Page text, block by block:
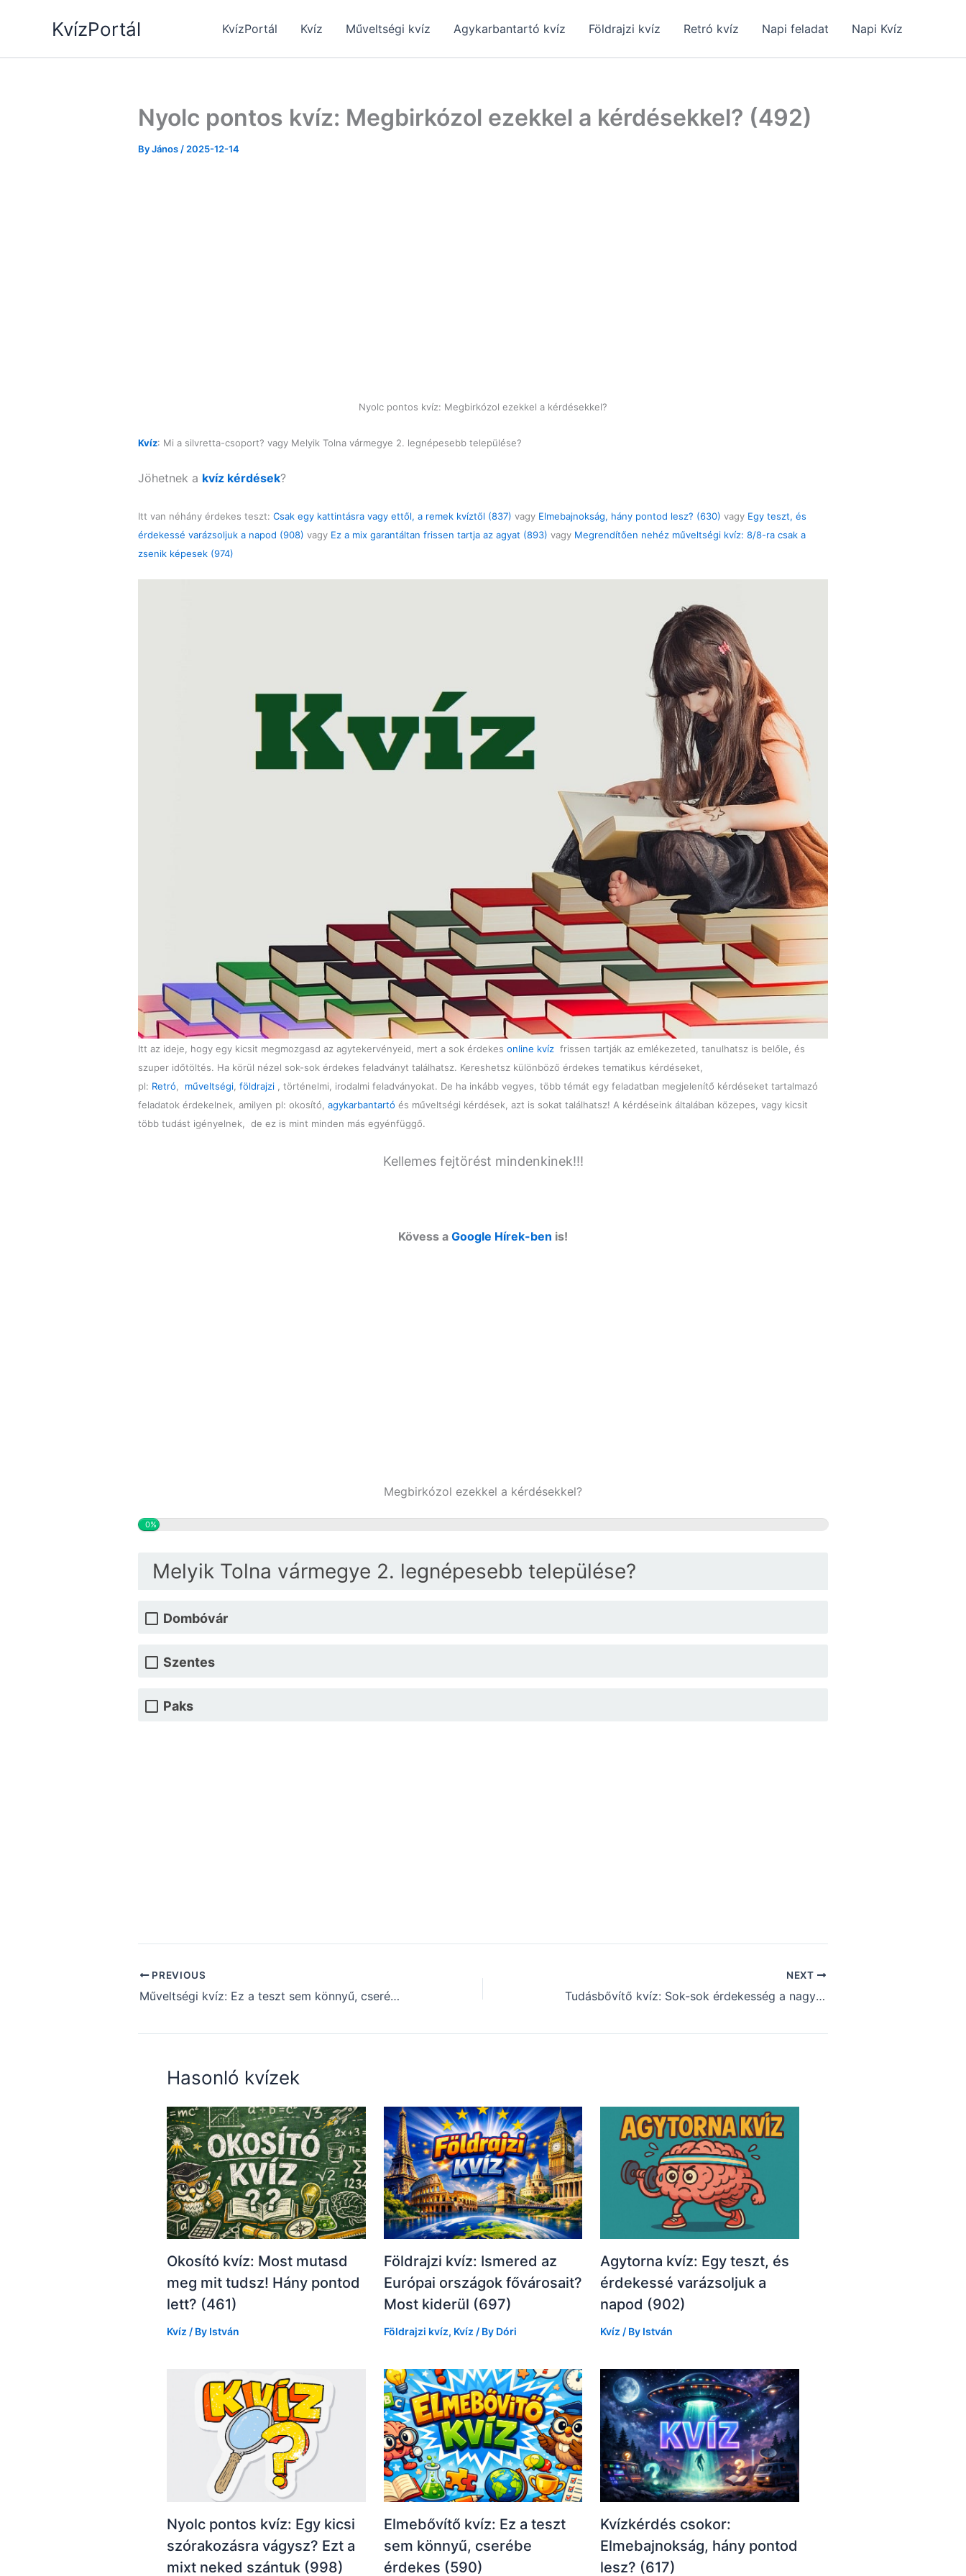
KvízPortál KvízPortál Kvíz Műveltségi kvíz Agykarbantartó kvíz Földrajzi kvíz Retró kvíz Napi feladat Napi Kvíz
Nyolc pontos kvíz: Megbirkózol ezekkel a kérdésekkel? (492)
ByJános / 2025-12-14
Nyolc pontos kvíz: Megbirkózol ezekkel a kérdésekkel?
Kvíz: Mi a silvretta-csoport? vagy Melyik Tolna vármegye 2. legnépesebb települése?
Jöhetnek a kvíz kérdések?
Itt van néhány érdekes teszt: Csak egy kattintásra vagy ettől, a remek kvíztől (837) vagy Elmebajnokság, hány pontod lesz? (630) vagy Egy teszt, és
érdekessé varázsoljuk a napod (908) vagy Ez a mix garantáltan frissen tartja az agyat (893) vagy Megrendítően nehéz műveltségi kvíz: 8/8-ra csak a
zsenik képesek (974)
Itt az ideje, hogy egy kicsit megmozgasd az agytekervényeid, mert a sok érdekes online kvíz frissen tartják az emlékezeted, tanulhatsz is belőle, és
szuper időtöltés. Ha körül nézel sok-sok érdekes feladványt találhatsz. Kereshetsz különböző érdekes tematikus kérdéseket,
pl: Retró műveltségi földrajzi , történelmi, irodalmi feladványokat. De ha inkább vegyes, több témát egy feladatban megjelenítő kérdéseket tartalmazó
feladatok érdekelnek, amilyen pl: okosító, agykarbantartó és műveltségi kérdések, azt is sokat találhatsz! A kérdéseink általában közepes, vagy kicsit
több tudást igényelnek, de ez is mint minden más egyénfüggő.
Kellemes fejtörést mindenkinek!!!
Kövess a Google Hírek-ben is!
Megbirkózol ezekkel a kérdésekkel?
0%
Melyik Tolna vármegye 2. legnépesebb települése?
Dombóvár
Szentes
Paks
PREVIOUS
Műveltségi kvíz: Ez a teszt sem könnyű, cserébe érdekes (839)
NEXT
Tudásbővítő kvíz: Sok-sok érdekesség a nagyvilágból (590)
Hasonló kvízek
Okosító kvíz: Most mutasd
meg mit tudsz! Hány pontod
lett? (461)
Kvíz / By István
Földrajzi kvíz: Ismered az
Európai országok fővárosait?
Most kiderül (697)
Földrajzi kvíz, Kvíz / By Dóri
Agytorna kvíz: Egy teszt, és
érdekessé varázsoljuk a
napod (902)
Kvíz / By István
Nyolc pontos kvíz: Egy kicsi
szórakozásra vágysz? Ezt a
mixt neked szántuk (998)
Elmebővítő kvíz: Ez a teszt
sem könnyű, cserébe
érdekes (590)
Kvízkérdés csokor:
Elmebajnokság, hány pontod
lesz? (617)